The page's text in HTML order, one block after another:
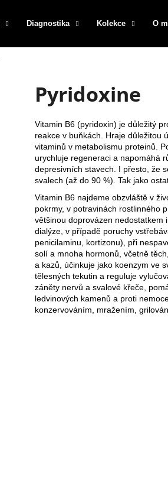
Diagnostika Kolekce O
Pyridoxine
Vitamin B6 (pyridoxin) je důležitý
reakce v buňkách. Hraje důležitou
vitaminů v metabolismu proteinů.
urychluje regeneraci a napomáhá
depresivních stavech. I přesto, že
svalech (až do 90 %). Tak jako
Vitamin B6 najdeme obzvláště v
pokrmy, v potravinách rostlinného
většinou doprovázen nedostatkem
dialýze, v případě poruchy
penicilaminu, kortizonu), při
solí a mnoha hormonů, včetně
a kazů, účinkuje jako koenzym ve
tělesných tekutin a reguluje
záněty nervů a svalové křeče,
ledvinových kamenů a proti
konzervováním, mražením,